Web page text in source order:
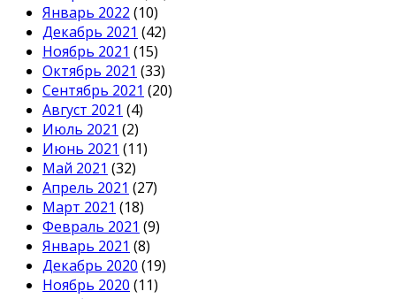
Январь 2022 (10)
Декабрь 2021 (42)
Ноябрь 2021 (15)
Октябрь 2021 (33)
Сентябрь 2021 (20)
Август 2021 (4)
Июль 2021 (2)
Июнь 2021 (11)
Май 2021 (32)
Апрель 2021 (27)
Март 2021 (18)
Февраль 2021 (9)
Январь 2021 (8)
Декабрь 2020 (19)
Ноябрь 2020 (11)